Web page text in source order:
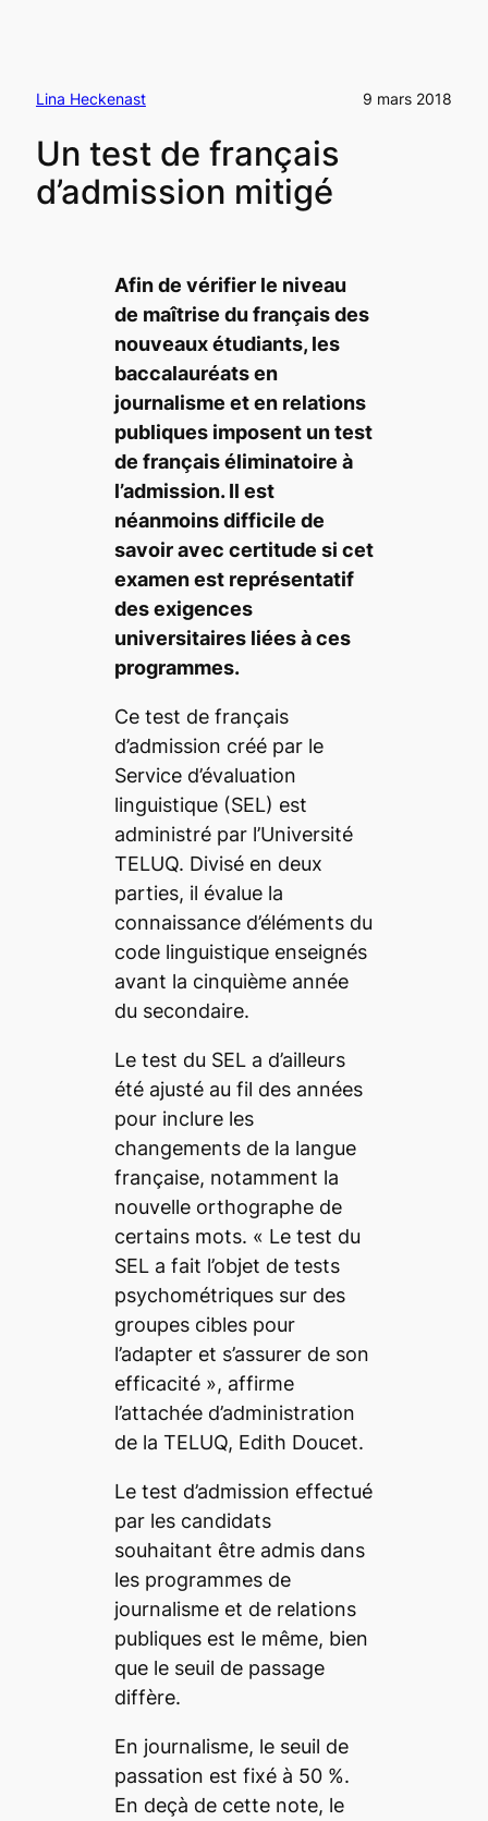
Lina Heckenast 9 mars 2018
Un test de français
d’admission mitigé
Afin de vérifier le niveau
de maîtrise du français des
nouveaux étudiants, les
baccalauréats en
journalisme et en relations
publiques imposent un test
de français éliminatoire à
l’admission. Il est
néanmoins difficile de
savoir avec certitude si cet
examen est représentatif
des exigences
universitaires liées à ces
programmes.
Ce test de français
d’admission créé par le
Service d’évaluation
linguistique (SEL) est
administré par l’Université
TELUQ. Divisé en deux
parties, il évalue la
connaissance d’éléments du
code linguistique enseignés
avant la cinquième année
du secondaire.
Le test du SEL a d’ailleurs
été ajusté au fil des années
pour inclure les
changements de la langue
française, notamment la
nouvelle orthographe de
certains mots. « Le test du
SEL a fait l’objet de tests
psychométriques sur des
groupes cibles pour
l’adapter et s’assurer de son
efficacité », affirme
l’attachée d’administration
de la TELUQ, Edith Doucet.
Le test d’admission effectué
par les candidats
souhaitant être admis dans
les programmes de
journalisme et de relations
publiques est le même, bien
que le seuil de passage
diffère.
En journalisme, le seuil de
passation est fixé à 50 %.
En deçà de cette note, le